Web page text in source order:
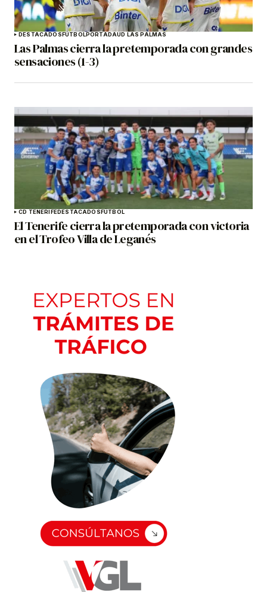
DESTACADOSFÚTBOLPORTADAUD LAS PALMAS
Las Palmas cierra la pretemporada con grandes
sensaciones (1-3)
CD TENERIFEDESTACADOSFÚTBOL
El Tenerife cierra la pretemporada con victoria
en el Trofeo Villa de Leganés